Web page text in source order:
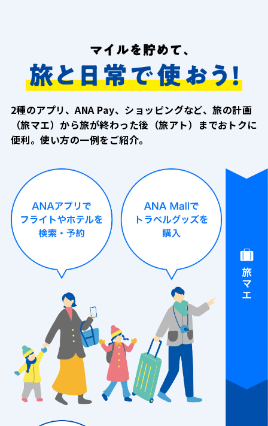
2種のアプリ、ANA Pay、ショッピングなど、旅の計画
（旅マエ）から旅が終わった後（旅アト） までおトクに
便利。使い方の一例をご紹介。